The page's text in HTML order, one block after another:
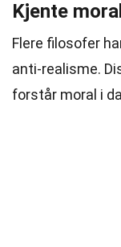
Kjente
Flere filosofer
anti-realisme.
forstår moral i